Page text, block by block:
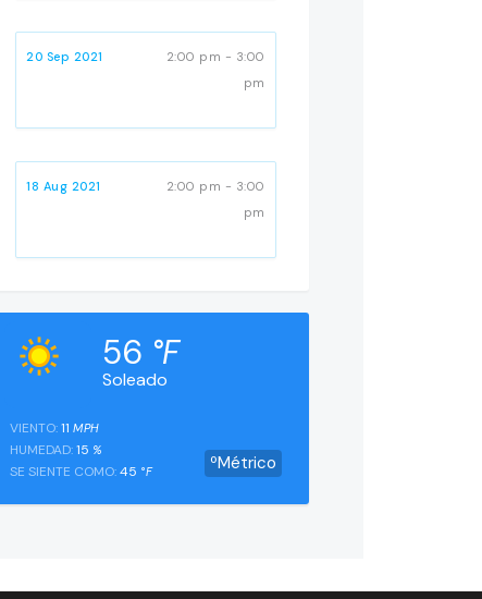
18 Aug 2021
2:00 pm - 3:00
pm
20 Sep 2021
2:00 pm - 3:00
pm
Soleado
56 °F
ºMétrico
VIENTO:11 MPH
HUMEDAD:15 %
SE SIENTE COMO:45 °F